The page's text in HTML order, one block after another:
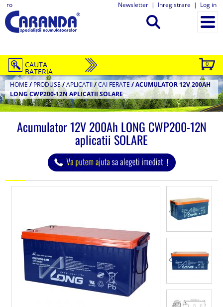
ro Newsletter | Inregistrare | Log in
0
CAUTA
BATERIA
HOME / PRODUSE/APLICATII/CAI FERATE /ACUMULATOR 12V 200AH
LONG CWP200-12N APLICATII SOLARE
Acumulator 12V 200Ah LONG CWP200-12N
aplicatii SOLARE